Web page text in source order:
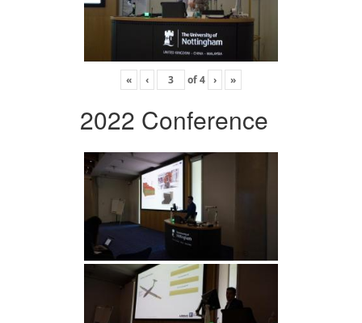
« ‹ of4 › »
2022 Conference